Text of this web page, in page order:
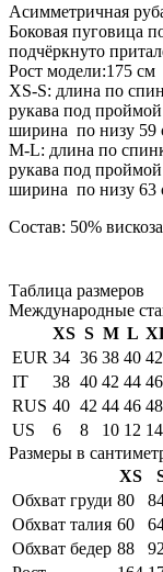
Асимметричная
Боковая пуговица
подчёркнуто
Рост модели:175 см
XS-S: длина по
рукава под
ширина по низу 59
М-L: длина по
рукава под
ширина по низу 63
Состав: 50%
Таблица размеров
Международные
XS S M L
EUR 34 36 38 40 42
IT
38 40 42 44 46
RUS 40 42 44 46 48
US
6 8 10 12 14
Размеры в
XS
Обхват груди 80
Обхват талия 60
Обхват бедер 88 92